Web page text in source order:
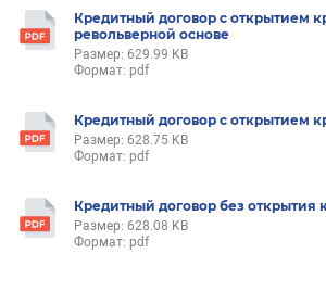
Кредитный договор с открытием
револьверной основе
Размер: 629.99 KB
Формат: pdf
Кредитный договор с открытием
Размер: 628.75 KB
Формат: pdf
Кредитный договор без открытия
Размер: 628.08 KB
Формат: pdf